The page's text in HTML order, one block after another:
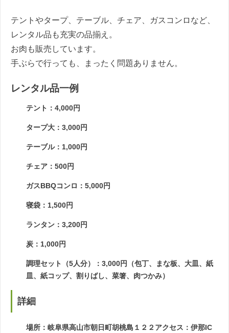
テントやタープ、テーブル、チェア、ガスコンロなど、
レンタル品も充実の品揃え。
お肉も販売しています。
手ぶらで行っても、まったく問題ありません。
レンタル品一例
テント：4,000円
タープ大：3,000円
テーブル：1,000円
チェア：500円
ガスBBQコンロ：5,000円
寝袋：1,500円
ランタン：3,200円
炭：1,000円
調理セット（5人分）：3,000円（包丁、まな板、大皿、紙
皿、紙コップ、割りばし、菜箸、肉つかみ）
詳細
場所：岐阜県高山市朝日町胡桃島１２２アクセス：伊那IC